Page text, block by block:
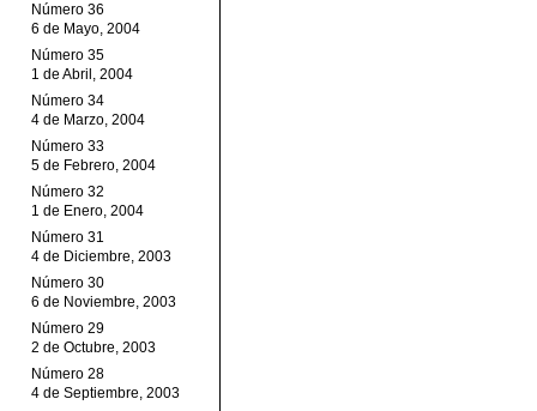
Número 36
6 de Mayo, 2004
Número 35
1 de Abril, 2004
Número 34
4 de Marzo, 2004
Número 33
5 de Febrero, 2004
Número 32
1 de Enero, 2004
Número 31
4 de Diciembre, 2003
Número 30
6 de Noviembre, 2003
Número 29
2 de Octubre, 2003
Número 28
4 de Septiembre, 2003